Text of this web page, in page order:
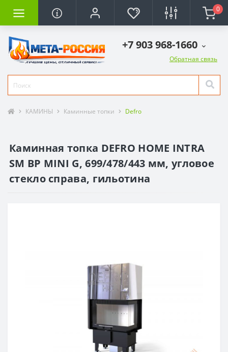
0
+7 903 968-1660
Обратная связь
КАМИНЫ Каминные топки Defro
Каминная топка DEFRO HOME INTRA
SM BP MINI G, 699/478/443 мм, угловое
стекло справа, гильотина